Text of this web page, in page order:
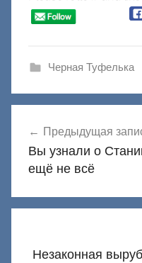
Черная Туфелька
по
записям
Предыдущая
Вы узнали о
ещё не всё
Незаконная